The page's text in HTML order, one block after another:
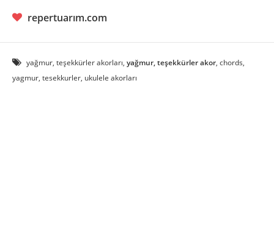
repertuarım.com
yağmur, teşekkürler akorları, yağmur, teşekkürler akor, chords,
yagmur, tesekkurler, ukulele akorları